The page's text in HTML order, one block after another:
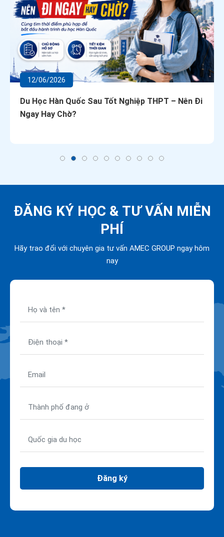
12/06/2026
Du Học Hàn Quốc Sau Tốt Nghiệp THPT – Nên Đi
Ngay Hay Chờ?
ĐĂNG KÝ HỌC & TƯ VẤN MIỄN
PHÍ
Hãy trao đổi với chuyên gia tư vấn AMEC GROUP ngay hôm
nay
Đăng ký